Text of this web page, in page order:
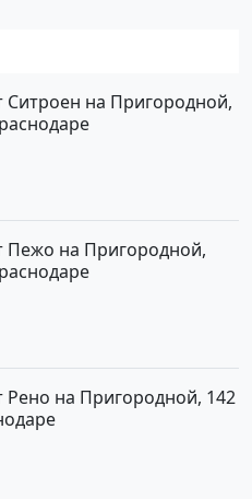
Ситроен на Пригородной,
Пежо на Пригородной,
Рено на Пригородной, 142